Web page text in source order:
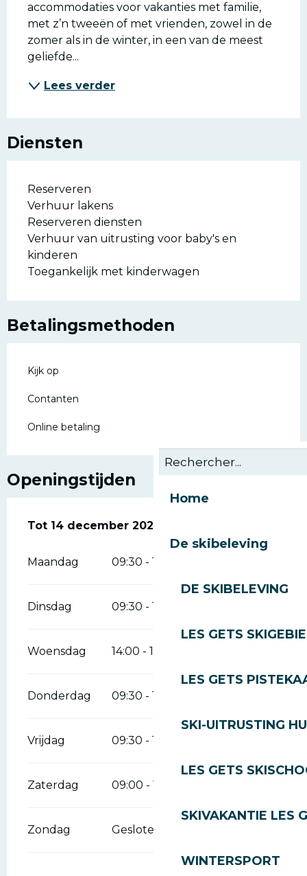
Home
De skibeleving
DE SKIBELEVING
LES GETS
LES GETS
SKI-UITRUSTING
LES GETS
SKIVAKANTIE LES
WINTERSPORT
accommodaties voor vakanties met familie,
met z’n tweeën of met vrienden, zowel in de
zomer als in de winter, in een van de meest
geliefde...
Lees verder
Diensten
Reserveren
Verhuur lakens
Reserveren diensten
Verhuur van uitrusting voor baby's en
kinderen
Toegankelijk met kinderwagen
Betalingsmethoden
Kijk op
Contanten
Online betaling
Openingstijden
Vanaf2 januari 2026tot
Tot 14 december 2026
Maandag 09:30 - 12:00
Dinsdag 09:30 - 12:00
Woensdag 14:00 - 18:00
Donderdag 09:30 - 12:00
Vrijdag 09:30 - 12:00
Zaterdag 09:00 - 12:00
Zondag Gesloten